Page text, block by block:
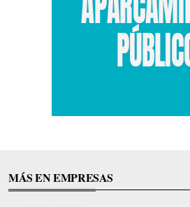
MÁS EN EMPRESAS